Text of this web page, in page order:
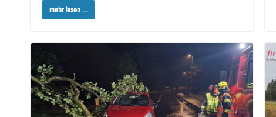
mehr lesen ...